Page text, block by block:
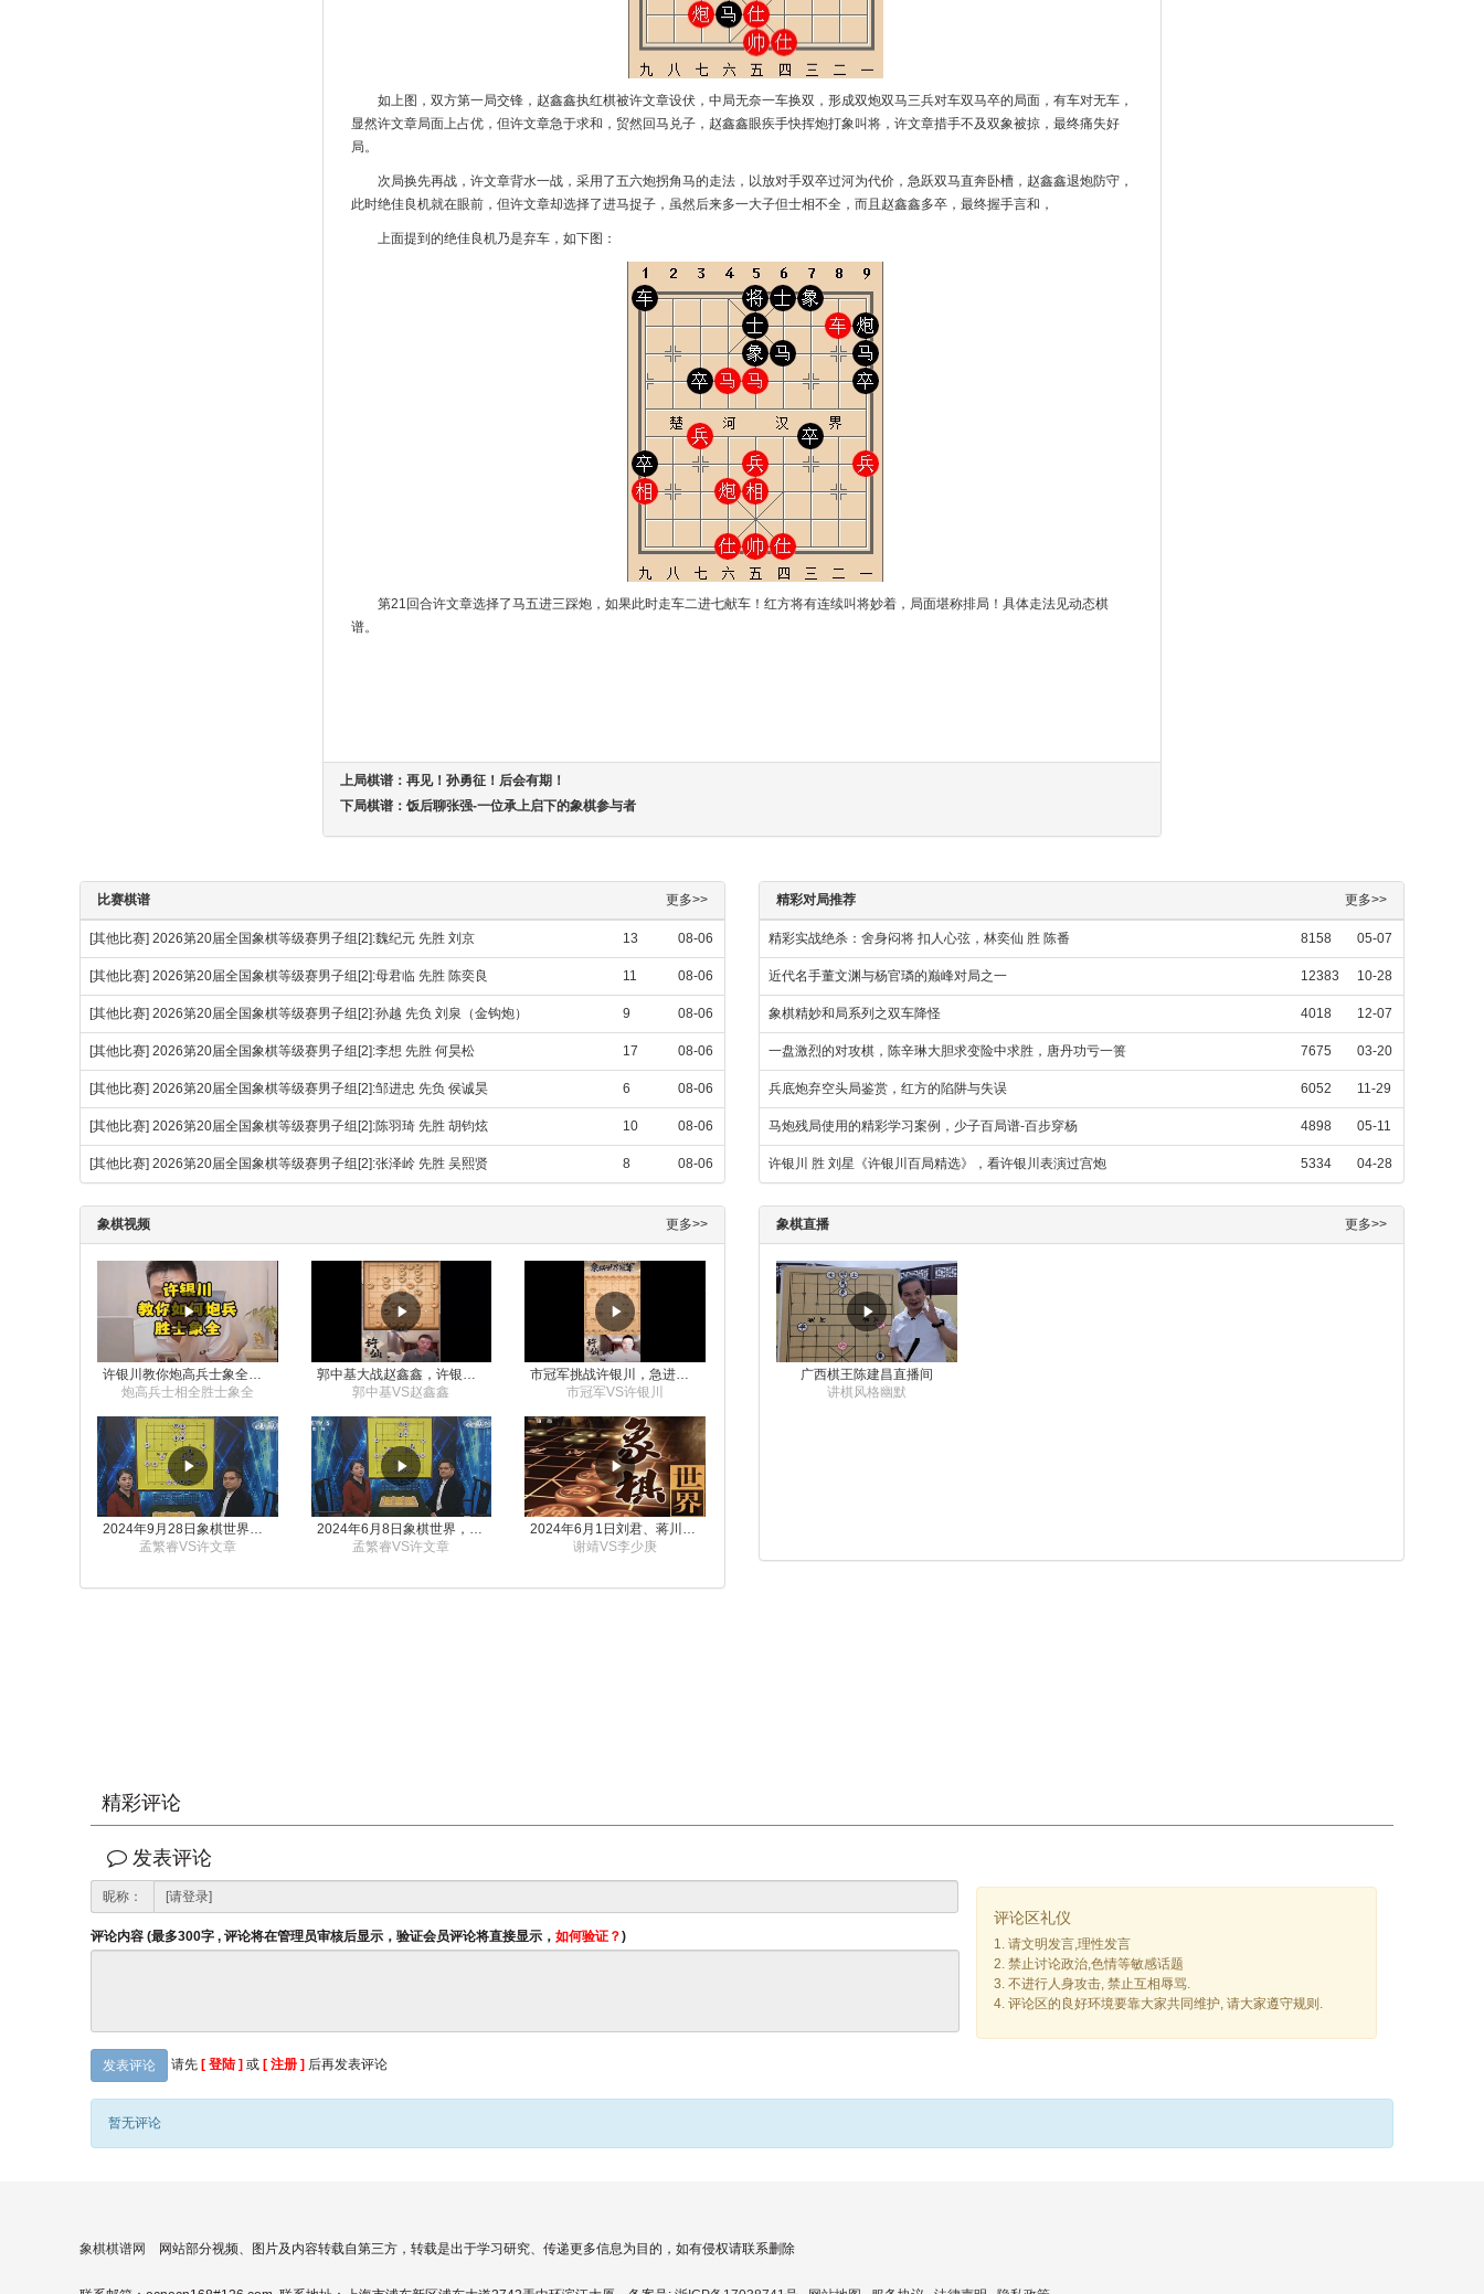
如上图，双方第一局交锋，赵鑫鑫执红棋被许文章设伏，中局无奈一车换双，形成双炮双马三兵对车双马卒的局面，有车对无车，
显然许文章局面上占优，但许文章急于求和，贸然回马兑子，赵鑫鑫眼疾手快挥炮打象叫将，许文章措手不及双象被掠，最终痛失好
局。
次局换先再战，许文章背水一战，采用了五六炮拐角马的走法，以放对手双卒过河为代价，急跃双马直奔卧槽，赵鑫鑫退炮防守，
此时绝佳良机就在眼前，但许文章却选择了进马捉子，虽然后来多一大子但士相不全，而且赵鑫鑫多卒，最终握手言和，
上面提到的绝佳良机乃是弃车，如下图：
第21回合许文章选择了马五进三踩炮，如果此时走车二进七献车！红方将有连续叫将妙着，局面堪称排局！具体走法见动态棋
谱。
上局棋谱： 再见！孙勇征！后会有期！
下局棋谱： 饭后聊张强-一位承上启下的象棋参与者
比赛棋谱 更多>>
[其他比赛] 2026第20届全国象棋等级赛男子组[2]:魏纪元 先胜 刘京 13 08-06
[其他比赛] 2026第20届全国象棋等级赛男子组[2]:母君临 先胜 陈奕良 11 08-06
[其他比赛] 2026第20届全国象棋等级赛男子组[2]:孙越 先负 刘泉（金钩炮） 9 08-06
[其他比赛] 2026第20届全国象棋等级赛男子组[2]:李想 先胜 何昊松 17 08-06
[其他比赛] 2026第20届全国象棋等级赛男子组[2]:邹进忠 先负 侯诚昊 6 08-06
[其他比赛] 2026第20届全国象棋等级赛男子组[2]:陈羽琦 先胜 胡钧炫 10 08-06
[其他比赛] 2026第20届全国象棋等级赛男子组[2]:张泽岭 先胜 吴熙贤 8 08-06
精彩对局推荐 更多>>
精彩实战绝杀：舍身闷将 扣人心弦，林奕仙 胜 陈番 8158 05-07
近代名手董文渊与杨官璘的巅峰对局之一 12383 10-28
象棋精妙和局系列之双车降怪 4018 12-07
一盘激烈的对攻棋，陈辛琳大胆求变险中求胜，唐丹功亏一篑 7675 03-20
兵底炮弃空头局鉴赏，红方的陷阱与失误 6052 11-29
马炮残局使用的精彩学习案例，少子百局谱-百步穿杨 4898 05-11
许银川 胜 刘星《许银川百局精选》，看许银川表演过宫炮 5334 04-28
象棋视频 更多>>
炮高兵士相全胜士象全
郭中基VS赵鑫鑫
市冠军VS许银川
2024年9月28日象棋世界栏目，刘君、蒋川讲解了第九届杨官璘杯象棋公开赛孟繁睿与许文章的对局
孟繁睿VS许文章
2024年6月8日象棋世界，刘君、蒋川讲解了第九届杨官璘杯全国象棋公开赛孟繁睿与许文章的对局
孟繁睿VS许文章
2024年6月1日刘君、蒋川讲解第三届上海杯象棋大师赛谢靖与李少庚的对局
谢靖VS李少庚
象棋直播 更多>>
广西棋王陈建昌直播间
讲棋风格幽默
精彩评论
发表评论
昵称：
评论内容 (最多300字 , 评论将在管理员审核后显示，验证会员评论将直接显示， 如何验证？)
发表评论 请先 [ 登陆 ] 或 [ 注册 ] 后再发表评论
评论区礼仪
1. 请文明发言,理性发言
2. 禁止讨论政治,色情等敏感话题
3. 不进行人身攻击, 禁止互相辱骂.
4. 评论区的良好环境要靠大家共同维护, 请大家遵守规则.
暂无评论
象棋棋谱网 网站部分视频、图片及内容转载自第三方，转载是出于学习研究、传递更多信息为目的，如有侵权请联系删除